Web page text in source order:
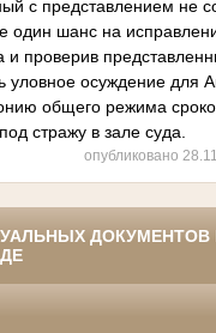
с представлением не
один шанс на
и проверив
уловное осуждение для
общего режима
стражу в зале суда.
опубликовано
ДОКУМЕНТОВ